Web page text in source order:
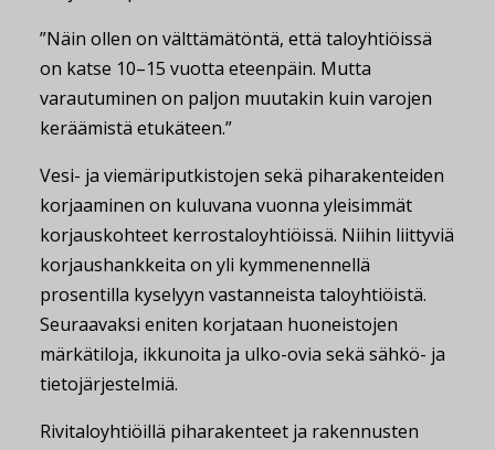
”Näin ollen on välttämätöntä, että taloyhtiöissä
on katse 10–15 vuotta eteenpäin. Mutta
varautuminen on paljon muutakin kuin varojen
keräämistä etukäteen.”
Vesi- ja viemäriputkistojen sekä piharakenteiden
korjaaminen on kuluvana vuonna yleisimmät
korjauskohteet kerrostaloyhtiöissä. Niihin liittyviä
korjaushankkeita on yli kymmenennellä
prosentilla kyselyyn vastanneista taloyhtiöistä.
Seuraavaksi eniten korjataan huoneistojen
märkätiloja, ikkunoita ja ulko-ovia sekä sähkö- ja
tietojärjestelmiä.
Rivitaloyhtiöillä piharakenteet ja rakennusten